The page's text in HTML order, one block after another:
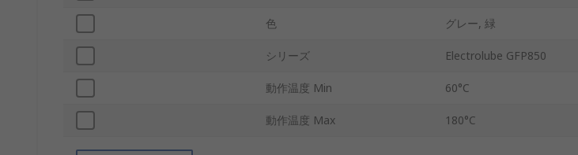
色 グレー, 緑
シリーズ Electrolube GFP850
動作温度 Min 60°C
動作温度 Max 180°C